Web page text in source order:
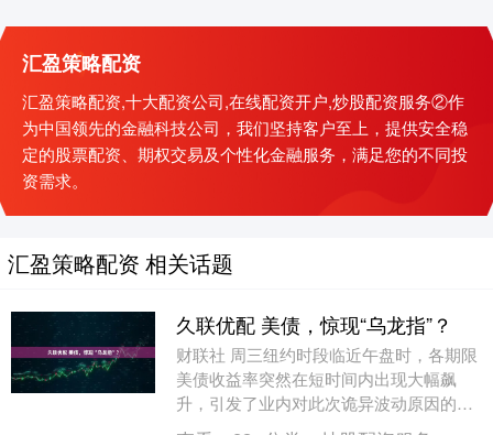
汇盈策略配资
汇盈策略配资,十大配资公司,在线配资开户,炒股配资服务②作
为中国领先的金融科技公司，我们坚持客户至上，提供安全稳
定的股票配资、期权交易及个性化金融服务，满足您的不同投
资需求。
汇盈策略配资 相关话题
久联优配 美债，惊现“乌龙指”？
财联社 周三纽约时段临近午盘时，各期限
美债收益率突然在短时间内出现大幅飙
升，引发了业内对此次诡异波动原因的热
议…… 一些交易员认为可能是“乌龙指”所